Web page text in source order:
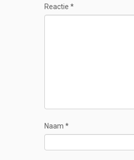
Reactie *
Naam *